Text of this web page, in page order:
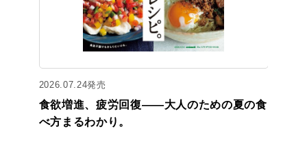
2026.07.24発売
食欲増進、疲労回復——大人のための夏の食
べ方まるわかり。